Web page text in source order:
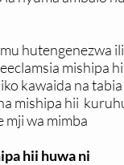
hutengenezwa
mishipa
kawaida na
mishipa hii
mji wa mimba
hii huwa ni